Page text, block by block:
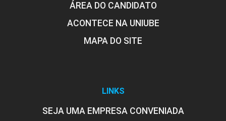
ÁREA DO CANDIDATO
ACONTECE NA UNIUBE
MAPA DO SITE
LINKS
SEJA UMA EMPRESA CONVENIADA